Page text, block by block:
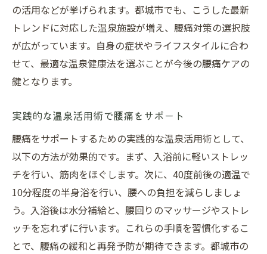
の活用などが挙げられます。都城市でも、こうした最新
トレンドに対応した温泉施設が増え、腰痛対策の選択肢
が広がっています。自身の症状やライフスタイルに合わ
せて、最適な温泉健康法を選ぶことが今後の腰痛ケアの
鍵となります。
実践的な温泉活用術で腰痛をサポート
腰痛をサポートするための実践的な温泉活用術として、
以下の方法が効果的です。まず、入浴前に軽いストレッ
チを行い、筋肉をほぐします。次に、40度前後の適温で
10分程度の半身浴を行い、腰への負担を減らしましょ
う。入浴後は水分補給と、腰回りのマッサージやストレ
ッチを忘れずに行います。これらの手順を習慣化するこ
とで、腰痛の緩和と再発予防が期待できます。都城市の